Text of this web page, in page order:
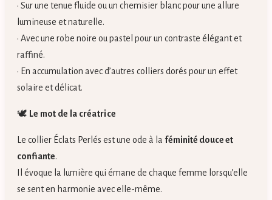
• Sur une tenue fluide ou un chemisier blanc pour une allure
lumineuse et naturelle.
• Avec une robe noire ou pastel pour un contraste élégant et
raffiné.
• En accumulation avec d’autres colliers dorés pour un effet
solaire et délicat.
🕊️ Le mot de la créatrice
Le collier Éclats Perlés est une ode à la féminité douce et
confiante.
Il évoque la lumière qui émane de chaque femme lorsqu’elle
se sent en harmonie avec elle-même.